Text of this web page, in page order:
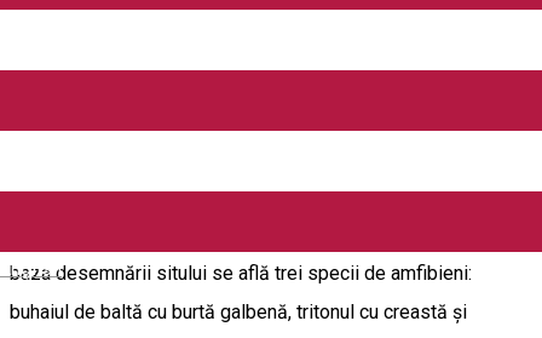
English
plante, dintre care amintim: bulbuc de munte, ciuboţica cucului
baza desemnării sitului se află trei specii de amfibieni:
buhaiul de baltă cu burtă galbenă, tritonul cu creastă și